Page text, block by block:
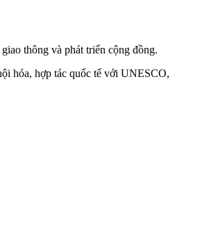
thông và phát triển cộng đồng.
hóa, hợp tác quốc tế với UNESCO,